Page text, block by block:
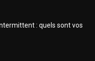
: quels sont vos